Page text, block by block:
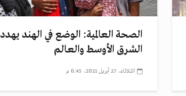
الصحة العالمية: الوضع في الهند يهدد
الشرق الأوسط والعالم
الثلاثاء، 27 أبريل 2021، 6:45 م